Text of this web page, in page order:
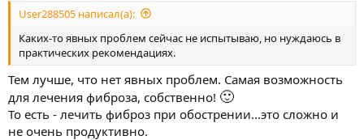
User288505 написал(а):
Каких-то явных проблем сейчас не испытываю, но нуждаюсь в
практических рекомендациях.
Тем лучше, что нет явных проблем. Самая возможность
для лечения фиброза, собственно! 🙂
То есть - лечить фиброз при обострении...это сложно и
не очень продуктивно.